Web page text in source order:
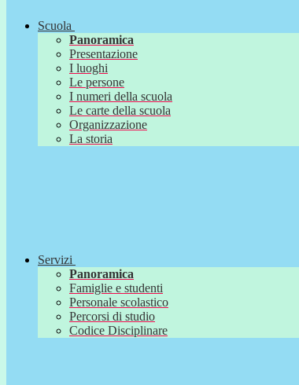
Scuola
Panoramica
Presentazione
I luoghi
Le persone
I numeri della scuola
Le carte della scuola
Organizzazione
La storia
Servizi
Panoramica
Famiglie e studenti
Personale scolastico
Percorsi di studio
Codice Disciplinare